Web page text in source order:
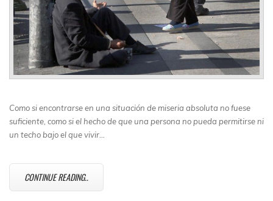
Como si encontrarse en una situación de miseria absoluta no fuese
suficiente, como si el hecho de que una persona no pueda permitirse ni
un techo bajo el que vivir…
CONTINUE READING..